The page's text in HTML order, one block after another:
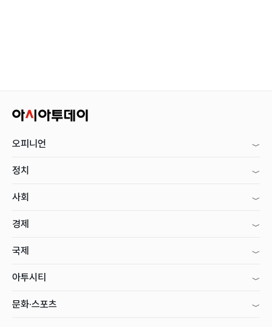
오피니언
정치
사회
경제
국제
아투시티
문화·스포츠